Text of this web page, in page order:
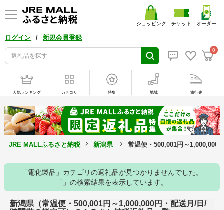
ログイン / 新規会員登録
0
ショッピング チケット オーダー
人気ランキング カテゴリ 特集 地域 旅行先
JRE MALLふるさと納税 新潟県 常温便・500,001円～1,000,000
「電化製品」カテゴリの返礼品が見つかりませんでした。
「」の検索結果を表示しています。
新潟県（常温便・500,001円～1,000,000円・配送月/日/